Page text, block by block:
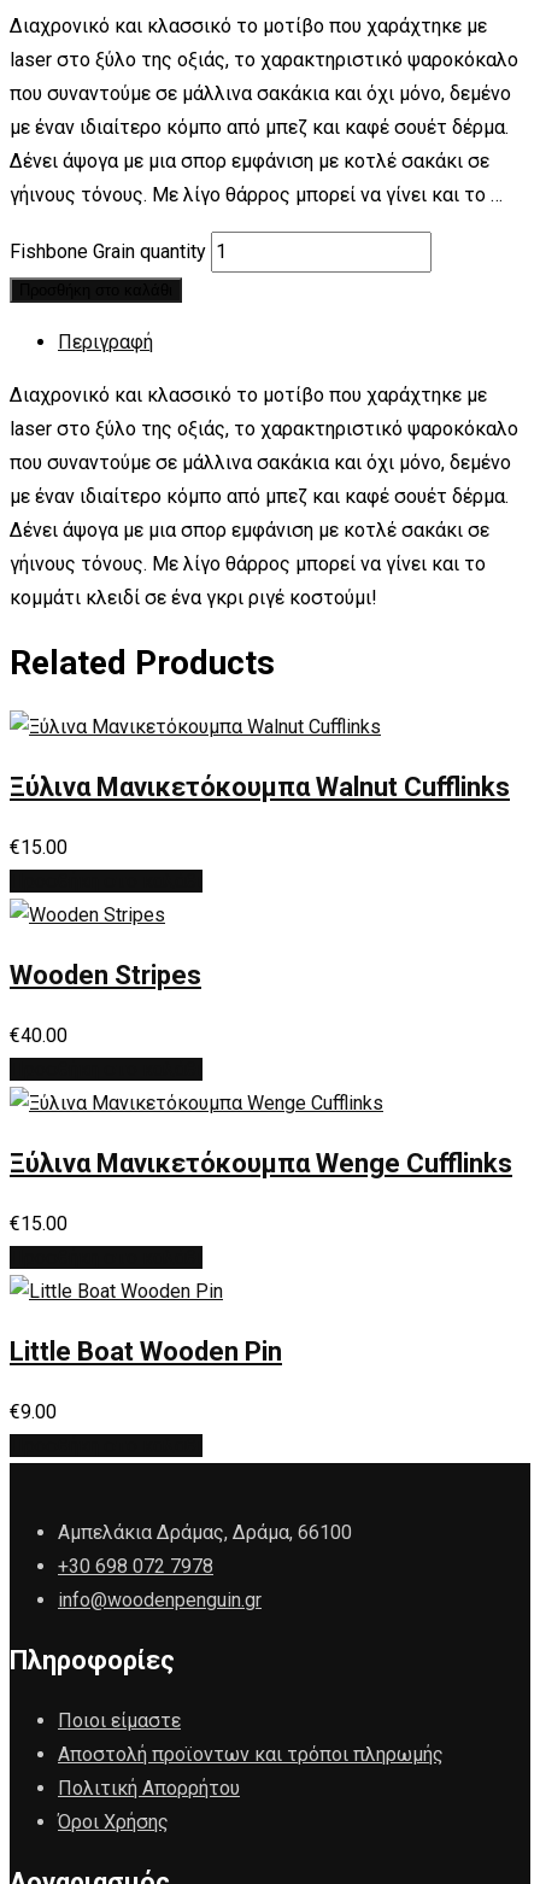
Διαχρονικό και κλασσικό το μοτίβο που χαράχτηκε με
laser στο ξύλο της οξιάς, το χαρακτηριστικό ψαροκόκαλο
που συναντούμε σε μάλλινα σακάκια και όχι μόνο, δεμένο
με έναν ιδιαίτερο κόμπο από μπεζ και καφέ σουέτ δέρμα.
Δένει άψογα με μια σπορ εμφάνιση με κοτλέ σακάκι σε
γήινους τόνους. Με λίγο θάρρος μπορεί να γίνει και το …
Fishbone Grain quantity
Περιγραφή
Διαχρονικό και κλασσικό το μοτίβο που χαράχτηκε με
laser στο ξύλο της οξιάς, το χαρακτηριστικό ψαροκόκαλο
που συναντούμε σε μάλλινα σακάκια και όχι μόνο, δεμένο
με έναν ιδιαίτερο κόμπο από μπεζ και καφέ σουέτ δέρμα.
Δένει άψογα με μια σπορ εμφάνιση με κοτλέ σακάκι σε
γήινους τόνους. Με λίγο θάρρος μπορεί να γίνει και το
κομμάτι κλειδί σε ένα γκρι ριγέ κοστούμι!
Related Products
Ξύλινα Μανικετόκουμπα Walnut Cufflinks
€15.00
Wooden Stripes
€40.00
Ξύλινα Μανικετόκουμπα Wenge Cufflinks
€15.00
Little Boat Wooden Pin
€9.00
Αμπελάκια Δράμας, Δράμα, 66100
+30 698 072 7978
info@woodenpenguin.gr
Πληροφορίες
Ποιοι είμαστε
Αποστολή προϊοντων και τρόποι πληρωμής
Πολιτική Απορρήτου
Όροι Χρήσης